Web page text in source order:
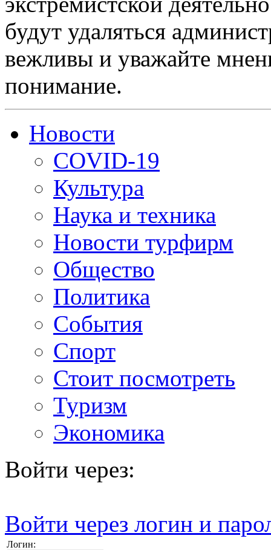
будут удаляться
вежливы и уважайте
понимание.
Новости
COVID-19
Культура
Наука и техника
Новости турфирм
Общество
Политика
События
Спорт
Стоит посмотреть
Туризм
Экономика
Войти через:
Войти через логин и
Логин: